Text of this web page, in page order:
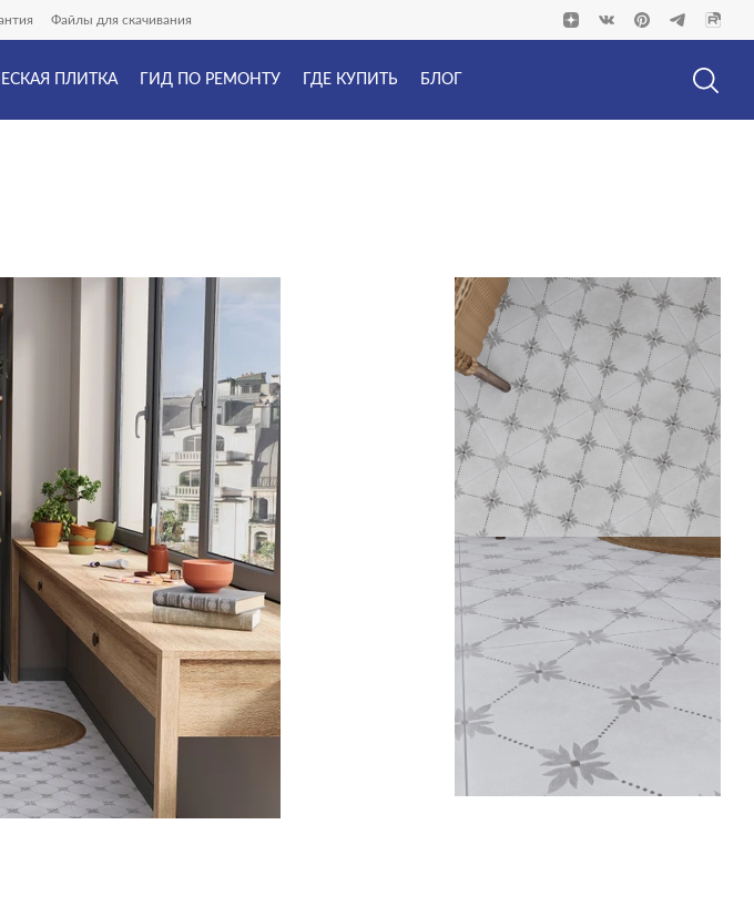
Файлы для скачивания
ПЛИТКА ГИД ПО РЕМОНТУ ГДЕ КУПИТЬ БЛОГ